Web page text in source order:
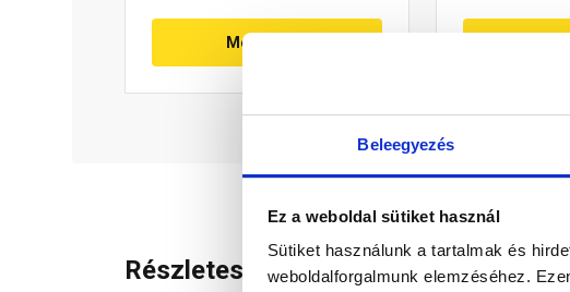
Beleegyezés
Ez a weboldal sütiket használ
Sütiket használunk a tartalmak és
weboldalforgalmunk elemzéséhez.
Megnézem
Részletes leírás